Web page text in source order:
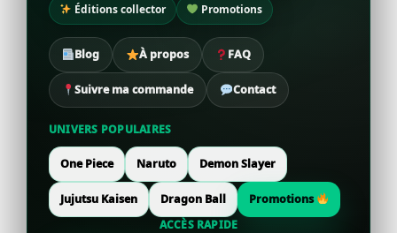
Éditions collector
Promotions
Blog À propos FAQ
Suivre ma commande Contact
UNIVERS POPULAIRES
One Piece Naruto Demon Slayer
Jujutsu Kaisen Dragon Ball
Promotions
ACCÈS RAPIDE